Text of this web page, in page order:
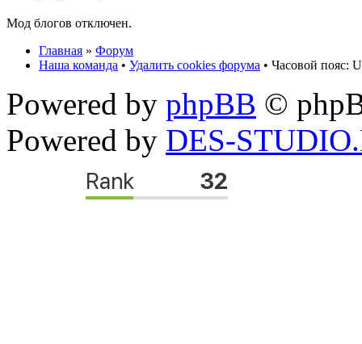
Мод блогов отключен.
Главная » Форум
Наша команда • Удалить cookies форума • Часовой пояс:
Powered by phpBB ©
Powered by DES-